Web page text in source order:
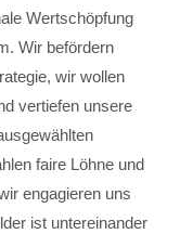
Wertschöpfung
Wir befördern
wir wollen
vertiefen unsere
faire Löhne und
engagieren uns
ist untereinander